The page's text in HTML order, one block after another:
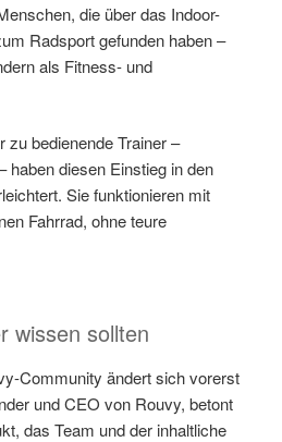
die über das Indoor-
Radsport gefunden haben –
als Fitness- und
zu bedienende Trainer –
haben diesen Einstieg in den
Sie funktionieren mit
Fahrrad, ohne teure
wissen sollten
Community ändert sich vorerst
und CEO von Rouvy, betont
das Team und der inhaltliche